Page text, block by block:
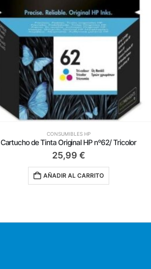
CONSUMIBLES HP
Cartucho de Tinta Original HP nº62/ Tricolor
25,99 €
AÑADIR AL CARRITO